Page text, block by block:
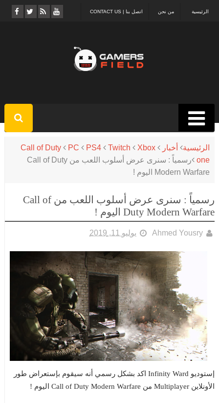
اتصل بنا | CONTACT US من نحن الرئيسية
الرئيسية أخبار Call of Duty PC PS4 Twitch
Xbox
one
رسمياً : سنرى عرض أسلوب اللعب من Call of Duty
Modern Warfare اليوم !
رسمياً : سنرى عرض أسلوب اللعب من Call of
Duty Modern Warfare اليوم !
Ahmed Yousry يوليو 11, 2019
إستوديو Infinity Ward اكد بشكل رسمي أنه سيقوم بإستعراض طور
الأونلاين Multiplayer من Call of Duty Modern Warfare اليوم !